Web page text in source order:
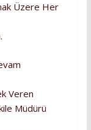
Üzere Her
Veren
Müdürü